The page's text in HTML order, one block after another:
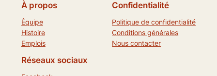
À propos
Équipe
Histoire
Emplois
Confidentialité
Politique de confidentialité
Conditions générales
Nous contacter
Réseaux sociaux